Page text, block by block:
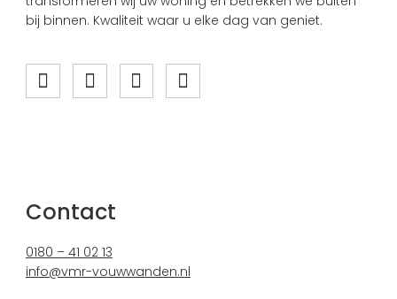
bij binnen. Kwaliteit waar u elke dag van geniet.
Contact
0180 – 41 02 13
info@vmr-vouwwanden.nl